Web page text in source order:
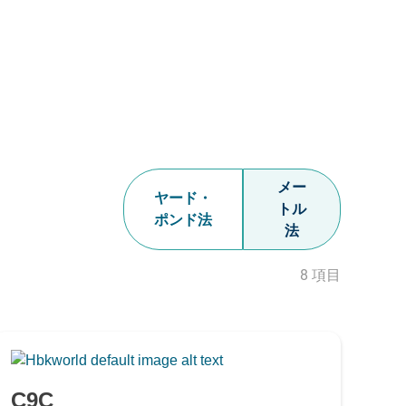
ヤード・
ポンド法
メー
トル
法
8 項目
-
C9C